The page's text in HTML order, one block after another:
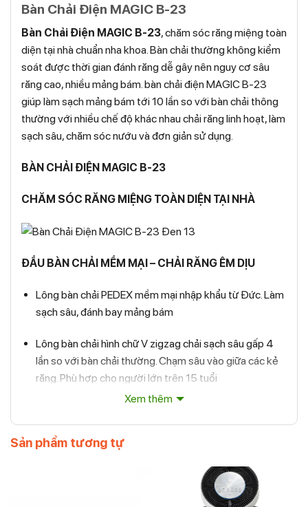
Bàn Chải Điện MAGIC B-23
Bàn Chải Điện MAGIC B-23, chăm sóc răng miệng toàn
diện tại nhà chuẩn nha khoa. Bàn chải thường không kiểm
soát được thời gian đánh răng dễ gây nên nguy cơ sâu
răng cao, nhiều mảng bám. bàn chải điện MAGIC B-23
giúp làm sạch mảng bám tới 10 lần so với bàn chải thông
thường với nhiều chế độ khác nhau chải răng linh hoạt, làm
sạch sâu, chăm sóc nướu và đơn giản sử dụng.
BÀN CHẢI ĐIỆN MAGIC B-23
CHĂM SÓC RĂNG MIỆNG TOÀN DIỆN TẠI NHÀ
ĐẦU BÀN CHẢI MỀM MẠI – CHẢI RĂNG ÊM DỊU
Lông bàn chải PEDEX mềm mại nhập khẩu từ Đức. Làm
sạch sâu, đánh bay mảng bám
Lông bàn chải hình chữ V zigzag chải sạch sâu gấp 4
lần so với bàn chải thường. Chạm sâu vào giữa các kẻ
răng. Phù hợp cho người lớn trên 15 tuổi
– Dễ dàng lựa chọn và điều chỉnh theo ý thích. Kích hoạt
Xem thêm
Sản phẩm tương tự